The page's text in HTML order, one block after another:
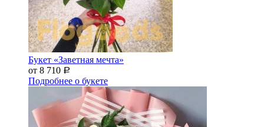
Букет «Заветная мечта»
от 8 710 Р
Подробнее о букете